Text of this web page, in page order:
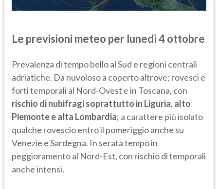
Le previsioni meteo per lunedì 4 ottobre
Prevalenza di tempo bello al Sud e regioni centrali
adriatiche. Da nuvoloso a coperto altrove; rovesci e
forti temporali al Nord-Ovest e in Toscana, con
rischio di nubifragi soprattutto in Liguria, alto
Piemonte e alta Lombardia; a carattere più isolato
qualche rovescio entro il pomeriggio anche su
Venezie e Sardegna. In serata tempo in
peggioramento al Nord-Est, con rischio di temporali
anche intensi.